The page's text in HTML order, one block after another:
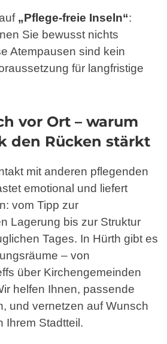
„Pflege-freie Inseln“:
Sie bewusst nichts
Atempausen sind kein
für langfristige
vor Ort – warum
den Rücken stärkt
mit anderen pflegenden
emotional und liefert
vom Tipp zur
Lagerung bis zur Struktur
Tages. In Hürth gibt es
– von
über Kirchengemeinden
helfen Ihnen, passende
und vernetzen auf Wunsch
Ihrem Stadtteil.